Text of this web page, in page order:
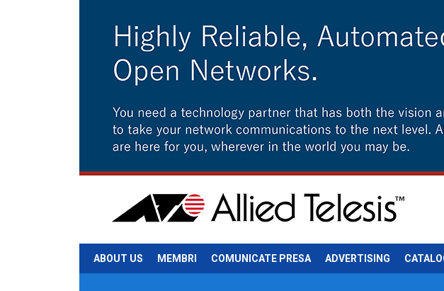
ABOUT US MEMBRI COMUNICATE PRESA ADVERTISING